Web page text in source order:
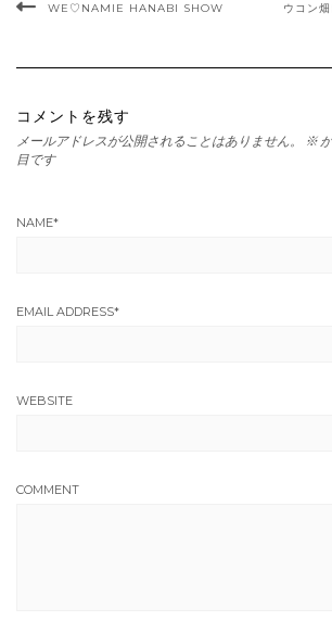
WE♡NAMIE HANABI SHOW ウコン
コメントを残す
メールアドレスが公開されることはありません。 ※
目です
NAME*
EMAIL ADDRESS*
WEBSITE
COMMENT